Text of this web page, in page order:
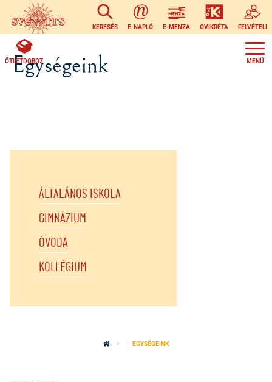
Ugrás a tartalomra
KERESÉS E-NAPLÓ E-MENZA OVIKRÉTA FELVÉTELI
ÖTLETDOBOZ
Egységeink
ÁLTALÁNOS ISKOLA
GIMNÁZIUM
ÓVODA
KOLLÉGIUM
EGYSÉGEINK